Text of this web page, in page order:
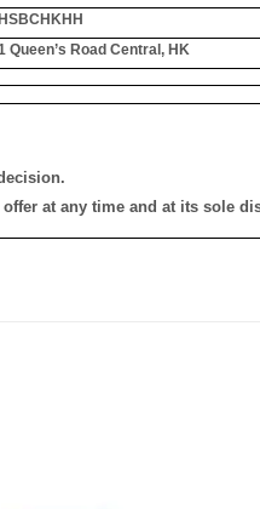
HSBCHKHH
Queen’s Road Central, HK
at any time and at its sole